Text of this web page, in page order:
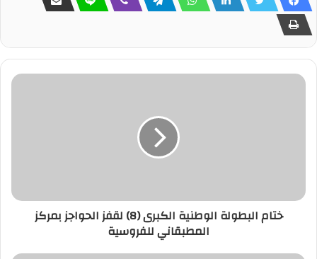
ختام البطولة الوطنية الكبرى (8) لقفز الحواجز بمركز
المطبقاني للفروسية